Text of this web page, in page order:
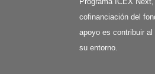
cofinanciación del
apoyo es contribuir
su entorno.